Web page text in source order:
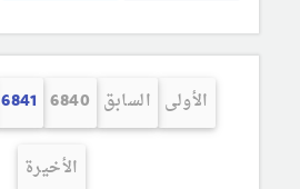
الأولى السابق 6840
6841
الأخيرة